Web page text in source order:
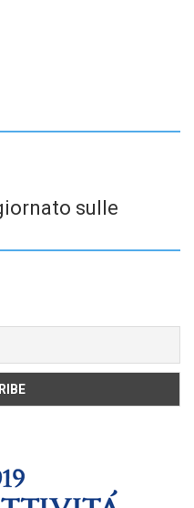
sulle